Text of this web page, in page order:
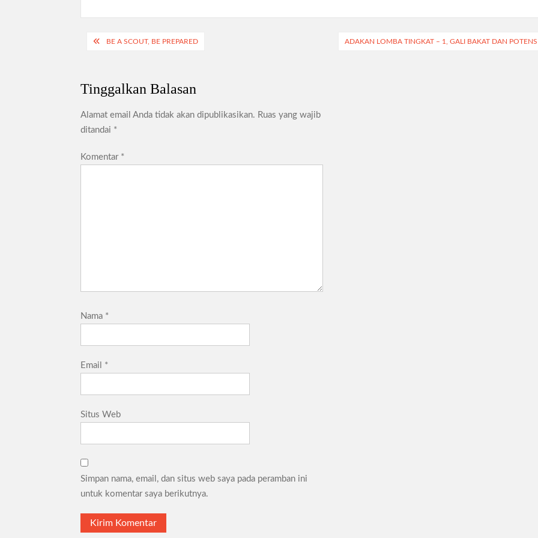
e
g
m
a
r
Navigasi
BE A SCOUT, BE PREPARED ADAKAN LOMBA TINGKAT – 1, GALI BAKAT DAN
Tinggalkan Balasan
Alamat email Anda tidak akan dipublikasikan. Ruas yang wajib
ditandai *
Komentar *
Nama *
Email *
Situs Web
Simpan nama, email, dan situs web saya pada peramban ini
untuk komentar saya berikutnya.